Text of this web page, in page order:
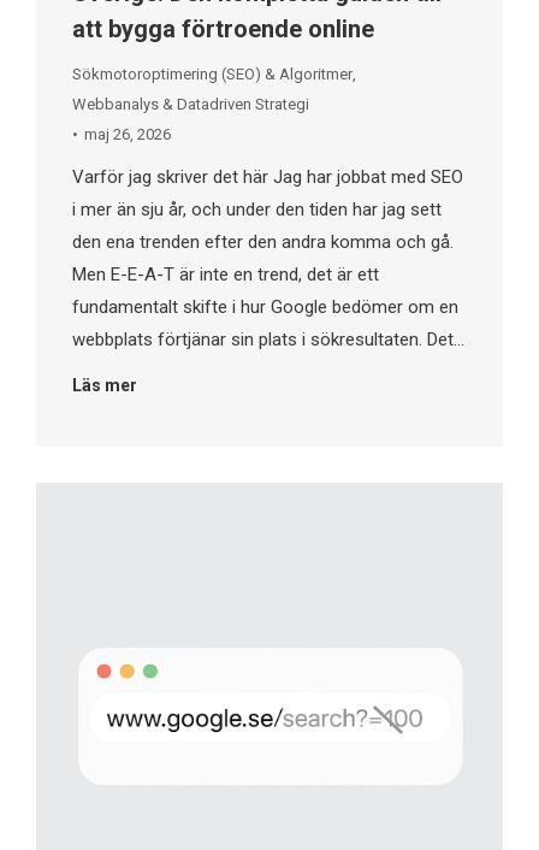
att bygga förtroende online
Sökmotoroptimering (SEO) & Algoritmer,
Webbanalys & Datadriven Strategi
maj 26, 2026
Varför jag skriver det här Jag har jobbat med SEO
i mer än sju år, och under den tiden har jag sett
den ena trenden efter den andra komma och gå.
Men E-E-A-T är inte en trend, det är ett
fundamentalt skifte i hur Google bedömer om en
webbplats förtjänar sin plats i sökresultaten. Det…
Läs mer